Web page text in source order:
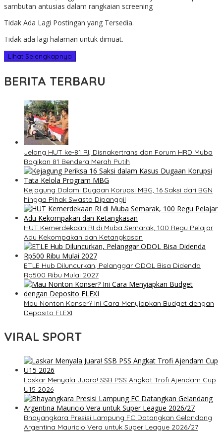
sambutan antusias dalam rangkaian screening
Tidak Ada Lagi Postingan yang Tersedia.
Tidak ada lagi halaman untuk dimuat.
Lihat Selengkapnya
BERITA TERBARU
Jelang HUT ke-81 RI, Disnakertrans dan Forum HRD Muba
Bagikan 81 Bendera Merah Putih
Kejagung Dalami Dugaan Korupsi MBG, 16 Saksi dari BGN
hingga Pihak Swasta Dipanggil
HUT Kemerdekaan RI di Muba Semarak, 100 Regu Pelajar
Adu Kekompakan dan Ketangkasan
ETLE Hub Diluncurkan, Pelanggar ODOL Bisa Didenda
Rp500 Ribu Mulai 2027
Mau Nonton Konser? Ini Cara Menyiapkan Budget dengan
Deposito FLEXI
VIRAL SPORT
Laskar Menyala Juara! SSB PSS Angkat Trofi Ajendam Cup
U15 2026
Bhayangkara Presisi Lampung FC Datangkan Gelandang
Argentina Mauricio Vera untuk Super League 2026/27